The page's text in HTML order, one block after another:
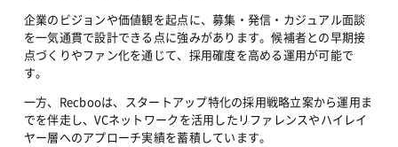
企業のビジョンや価値観を起点に、募集・発信・カジュアル面談
を一気通貫で設計できる点に強みがあります。候補者との早期接
点づくりやファン化を通じて、採用確度を高める運用が可能で
す。
一方、Recbooは、スタートアップ特化の採用戦略立案から運用ま
でを伴走し、VCネットワークを活用したリファレンスやハイレイ
ヤー層へのアプローチ実績を蓄積しています。